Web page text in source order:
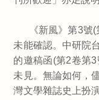
《新風》第3號(
未能確認。中研院
的邀稿函(第2卷第
未見。無論如何，
灣文學雜誌史上扮